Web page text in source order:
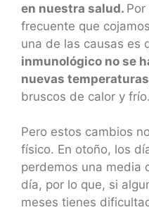
en nuestra salud.
frecuente que cojamos
una de las causas es
inmunológico no se
nuevas
bruscos de calor y frío.
Pero estos cambios
físico. En otoño, los
perdemos una media
día, por lo que, si
meses tienes